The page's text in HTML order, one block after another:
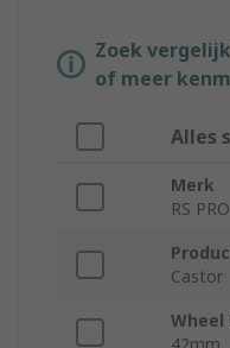
Zoek
of meer
Alles
Merk
RS PRO
Castor